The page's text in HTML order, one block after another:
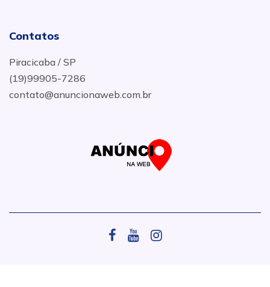
Contatos
Piracicaba / SP
(19)99905-7286
contato@anuncionaweb.com.br